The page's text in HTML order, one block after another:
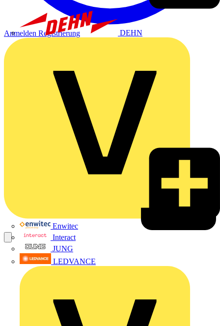
DEHN
Enwitec
Interact
JUNG
LEDVANCE
Anmelden Registrierung